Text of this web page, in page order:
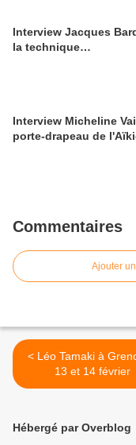
Interview Jacques
la technique…
Interview Micheline
porte-drapeau de
Commentaires
Ajouter
< Léo Tamaki à Grenoble,
13 et 14 février
Hébergé par Overblog